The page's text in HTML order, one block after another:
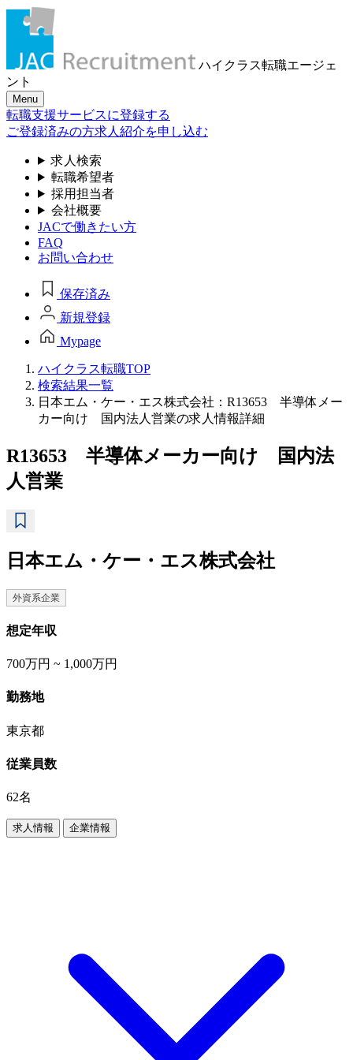
ハイクラス転職エージェ
ント
Menu
転職支援サービスに登録する
ご登録済みの方求人紹介を申し込む
求人検索
転職希望者
採用担当者
会社概要
JACで働きたい方
FAQ
お問い合わせ
保存済み
新規登録
Mypage
ハイクラス転職TOP
検索結果一覧
日本エム・ケー・エス株式会社：R13653 半導体メー
カー向け 国内法人営業の求人情報詳細
R13653 半導体メーカー向け 国内法
人営業
日本エム・ケー・エス株式会社
外資系企業
想定年収
700万円 ~ 1,000万円
勤務地
東京都
従業員数
62名
求人情報 企業情報